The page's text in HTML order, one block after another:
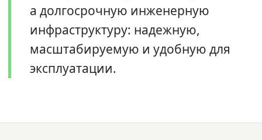
а долгосрочную инженерную
инфраструктуру: надежную,
масштабируемую и удобную для
эксплуатации.